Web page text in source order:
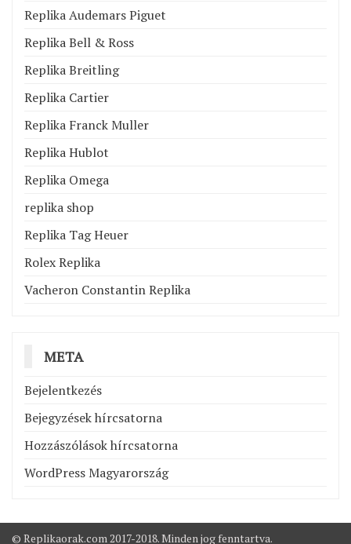
Replika Audemars Piguet
Replika Bell & Ross
Replika Breitling
Replika Cartier
Replika Franck Muller
Replika Hublot
Replika Omega
replika shop
Replika Tag Heuer
Rolex Replika
Vacheron Constantin Replika
META
Bejelentkezés
Bejegyzések hírcsatorna
Hozzászólások hírcsatorna
WordPress Magyarország
© Replikaorak.com 2017-2018. Minden jog fenntartva.